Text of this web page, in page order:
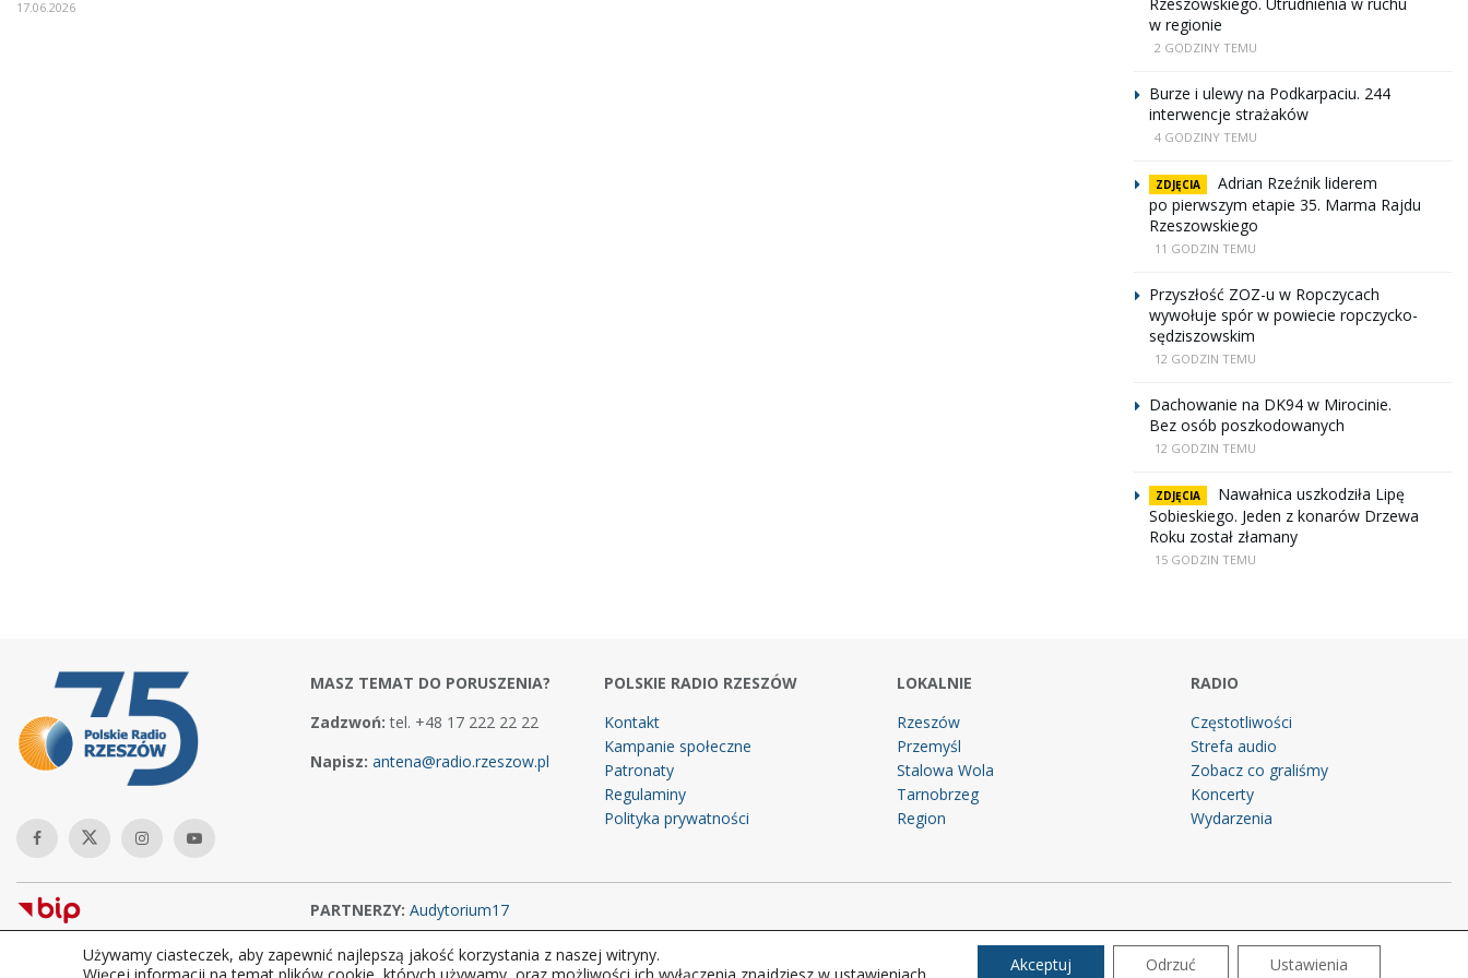
17.06.2026
w regionie
2 GODZINY TEMU
Burze i ulewy na Podkarpaciu. 244
interwencje strażaków
4 GODZINY TEMU
ZDJĘCIA
Adrian Rzeźnik liderem
po pierwszym etapie 35. Marma Rajdu
Rzeszowskiego
11 GODZIN TEMU
Przyszłość ZOZ-u w Ropczycach
wywołuje spór w powiecie ropczycko-
sędziszowskim
12 GODZIN TEMU
Dachowanie na DK94 w Mirocinie.
Bez osób poszkodowanych
12 GODZIN TEMU
ZDJĘCIA
Nawałnica uszkodziła Lipę
Sobieskiego. Jeden z konarów Drzewa
Roku został złamany
15 GODZIN TEMU
MASZ TEMAT DO PORUSZENIA?
Zadzwoń: tel. +48 17 222 22 22
Napisz: antena@radio.rzeszow.pl
POLSKIE RADIO RZESZÓW
Kontakt
Kampanie społeczne
Patronaty
Regulaminy
Polityka prywatności
LOKALNIE
Rzeszów
Przemyśl
Stalowa Wola
Tarnobrzeg
Region
RADIO
Częstotliwości
Strefa audio
Zobacz co graliśmy
Koncerty
Wydarzenia
PARTNERZY: Audytorium17
Copyright © 2026Polskie Radio Rzeszów S.A. w likwidacj. Wszelkie prawa zastrzeżone.
Używamy ciasteczek, aby zapewnić najlepszą jakość korzystania z naszej witryny.
Akceptuj Odrzuć Ustawienia